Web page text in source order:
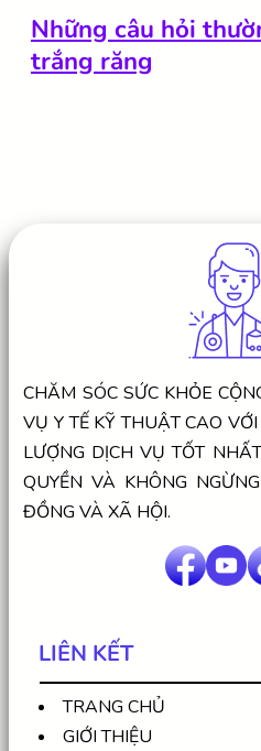
Những câu hỏi
trắng răng
CHĂM SÓC SỨC KHỎE
VỤ Y TẾ KỸ THUẬT CAO
LƯỢNG DỊCH VỤ TỐT
QUYỀN VÀ KHÔNG
ĐỒNG VÀ XÃ HỘI.
LIÊN KẾT
TRANG CHỦ
GIỚI THIỆU